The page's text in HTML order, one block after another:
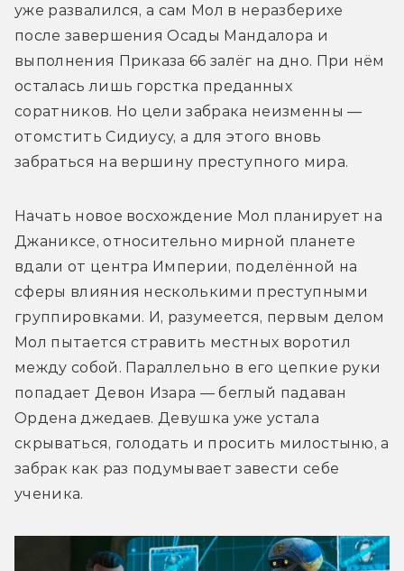
уже развалился, а сам Мол в неразберихе
после завершения Осады Мандалора и
выполнения Приказа 66 залёг на дно. При нём
осталась лишь горстка преданных
соратников. Но цели забрака неизменны —
отомстить Сидиусу, а для этого вновь
забраться на вершину преступного мира.
Начать новое восхождение Мол планирует на
Джаниксе, относительно мирной планете
вдали от центра Империи, поделённой на
сферы влияния несколькими преступными
группировками. И, разумеется, первым делом
Мол пытается стравить местных воротил
между собой. Параллельно в его цепкие руки
попадает Девон Изара — беглый падаван
Ордена джедаев. Девушка уже устала
скрываться, голодать и просить милостыню, а
забрак как раз подумывает завести себе
ученика.